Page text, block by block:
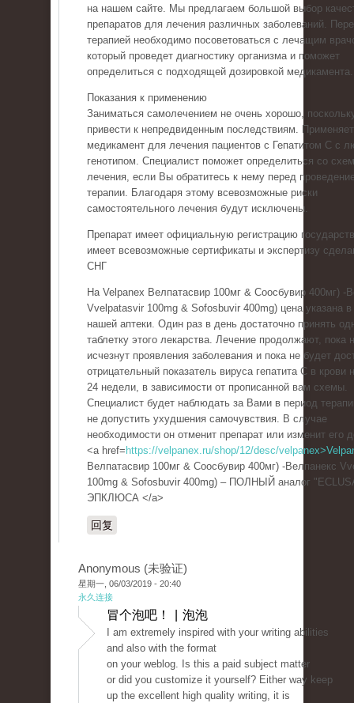
на нашем сайте. Мы предлагаем большой выбор
препаратов для лечения различных заболеваний.
терапией необходимо посоветоваться с лечащим
который проведет диагностику организма и поможет
определиться с подходящей дозировкой медикамента.
Показания к применению
Заниматься самолечением не очень хорошо,
привести к непредвиденным последствиям.
медикамент для лечения пациентов с Гепатитом С с
генотипом. Специалист поможет определиться со
лечения, если Вы обратитесь к нему перед
терапии. Благодаря этому всевозможные риски
самостоятельного лечения будут исключены.
Препарат имеет официальную регистрацию
имеет всевозможные сертификаты и экспертизу
СНГ
На Velpanex Велпатасвир 100мг & Соосбувир 400мг) -
Vvelpatasvir 100mg & Sofosbuvir 400mg) цена указана в
нашей аптеки. Один раз в день достаточно принять
таблетку этого лекарства. Лечение продолжают, пока
исчезнут проявления заболевания и пока не будет
отрицательный показатель вируса гепатита С в крови
24 недели, в зависимости от прописанной вам схемы.
Специалист будет наблюдать за Вами в период
не допустить ухудшения самочувствия. В случае
необходимости он отменит препарат или изменит его
<a href= https://velpanex.ru/shop/12/desc/
Велпатасвир 100мг & Соосбувир 400мг) -Велпанекс
100mg & Sofosbuvir 400mg) – ПОЛНЫЙ аналог
ЭПКЛЮСА </a>
回复
Anonymous (未验证)
星期一, 06/03/2019 - 20:40
永久连接
冒个泡吧！ | 泡泡
I am extremely inspired with your writing abilities
and also with the format
on your weblog. Is this a paid subject matter
or did you customize it yourself? Either way keep
up the excellent high quality writing, it is